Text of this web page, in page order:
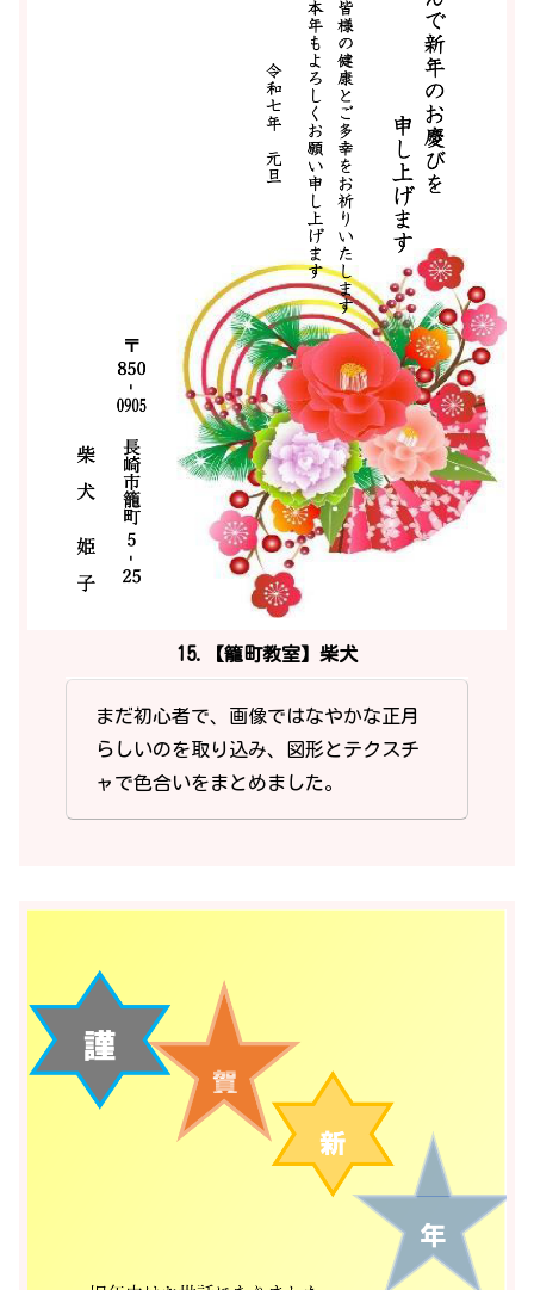
15.【籠町教室】柴犬
まだ初心者で、画像ではなやかな正月
らしいのを取り込み、図形とテクスチ
ャで色合いをまとめました。